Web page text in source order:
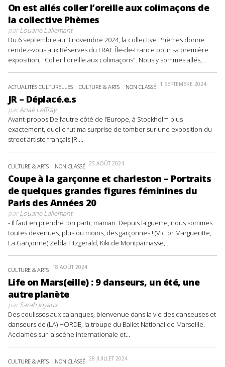
On est allés coller l’oreille aux colimaçons de
la collective Phèmes
parLouane Lallemant
Du 6 septembre au 3 novembre 2024, la collective Phèmes donne
rendez-vous aux Réserves du FRAC Île-de-France pour sa première
exposition, "Coller l'oreille aux colimaçons". Nous y sommes allés,...
ACTUALITÉS CULTURELLES CULTURE & ARTS NON CLASSÉ 1 SEPTEMBRE 2024
JR – Déplacé.e.s
parAnaë Leffray
Avant-propos De l’autre côté de l’Europe, à Stockholm plus
exactement, quelle fut ma surprise de tomber sur une exposition du
street artiste français JR....
CULTURE & ARTS NON CLASSÉ 25 AOÛT 2024
Coupe à la garçonne et charleston – Portraits
de quelques grandes figures féminines du
Paris des Années 20
parLouane Lallemant
- Il faut en prendre ton parti, maman. Depuis la guerre, nous sommes
toutes devenues, plus ou moins, des garçonnes ! (Victor Margueritte,
La Garçonne) Zelda Fitzgerald, Kiki de Montparnasse,...
CULTURE & ARTS 18 AOÛT 2024
Life on Mars(eille) : 9 danseurs, un été, une
autre planète
parSarah Joyaux
Des coulisses aux calanques, bienvenue dans la vie des danseuses et
danseurs de (LA) HORDE, la troupe du Ballet National de Marseille.
Acclamés sur la scène internationale et...
CULTURE & ARTS NON CLASSÉ 28 JUILLET 2024